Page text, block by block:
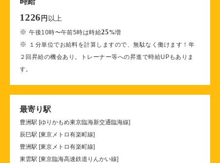
1226 円 以上
※午後10時〜午前5時は時給25%増
※
１分単位でお給料を計算しますので、無駄なく働けます！年
２回昇給の機会あり。トレーナー等への昇進で時給UPもありま
す。
最寄り駅
豊洲駅 [ゆりかもめ東京臨海新交通臨海線]
辰巳駅 [東京メトロ有楽町線]
豊洲駅 [東京メトロ有楽町線]
東雲駅 [東京臨海高速鉄道りんかい線]